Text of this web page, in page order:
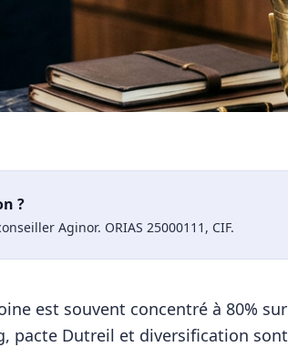
?
Aginor. ORIAS 25000111, CIF.
est souvent concentré à 80%
pacte Dutreil et diversification